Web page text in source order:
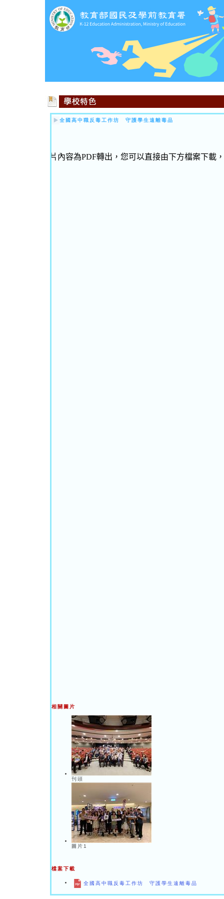
全國高中職反毒工作坊 守護學生遠離毒品
相關圖片
刊頭
圖片1
檔案下載
全國高中職反毒工作坊 守護學生遠離毒品